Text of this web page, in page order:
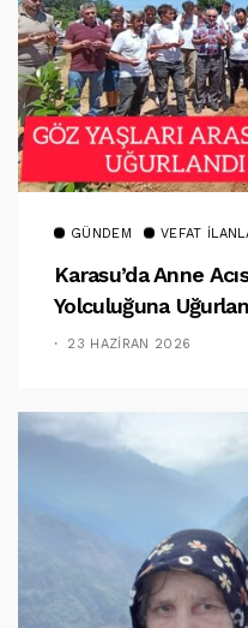
GÜNDEM VEFAT
Karasu’da Anne
Yolculuğuna
23 HAZIRAN 2026